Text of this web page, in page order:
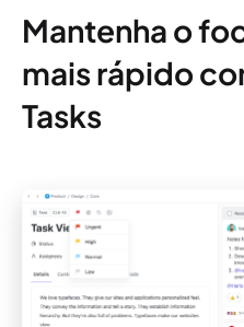
Mantenha o
mais rápido
Tasks